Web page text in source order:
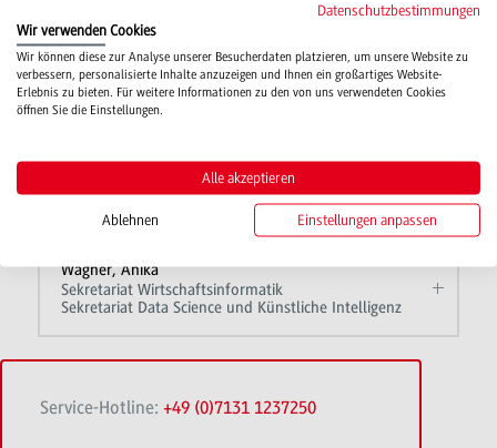
Studiengangsmanagement Wirtschaftsinformatik
Koch, Susanna
Sekretariat Wirtschaftsinformatik
Sekretariat Data Science und Künstliche Intelligenz
Sekretariat Wirtschaftsinformatik
Sekretariat Data Science und Künstliche Intelligenz
Wagner, Anika
Sekretariat Wirtschaftsinformatik
Sekretariat Data Science und Künstliche Intelligenz
Service-Hotline: +49 (0)7131 1237250
Datenschutzbestimmungen
Wir verwenden Cookies
Wir können diese zur Analyse unserer Besucherdaten platzieren, um unsere Website zu
verbessern, personalisierte Inhalte anzuzeigen und Ihnen ein großartiges Website-
Erlebnis zu bieten. Für weitere Informationen zu den von uns verwendeten Cookies
öffnen Sie die Einstellungen.
Alle akzeptieren
Ablehnen Einstellungen anpassen